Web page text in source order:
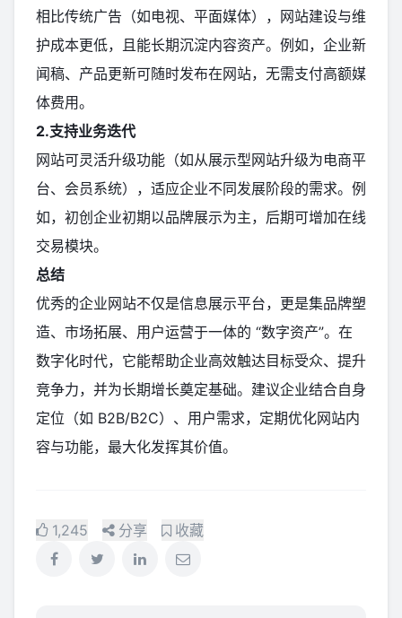
相比传统广告（如电视、平面媒体），网站建设与维
护成本更低，且能长期沉淀内容资产。例如，企业新
闻稿、产品更新可随时发布在网站，无需支付高额媒
体费用。
2.支持业务迭代
网站可灵活升级功能（如从展示型网站升级为电商平
台、会员系统），适应企业不同发展阶段的需求。例
如，初创企业初期以品牌展示为主，后期可增加在线
交易模块。
总结
优秀的企业网站不仅是信息展示平台，更是集品牌塑
造、市场拓展、用户运营于一体的 “数字资产”。在
数字化时代，它能帮助企业高效触达目标受众、提升
竞争力，并为长期增长奠定基础。建议企业结合自身
定位（如 B2B/B2C）、用户需求，定期优化网站内
容与功能，最大化发挥其价值。
1,245 分享 收藏